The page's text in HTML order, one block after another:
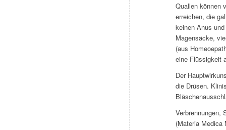
Quallen können
erreichen, die
keinen Anus
Magensäcke,
(aus
eine Flüssigkeit
Der
die Drüsen.
Verbrennungen,
(Materia Medica